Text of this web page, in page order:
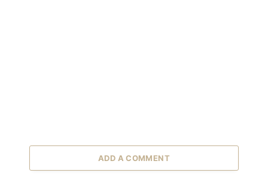
ADD A COMMENT